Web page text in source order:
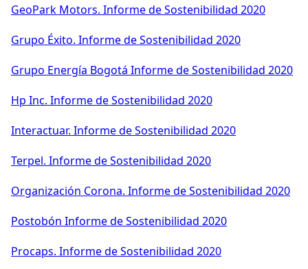
GeoPark Motors. Informe de Sostenibilidad 2020
Grupo Éxito. Informe de Sostenibilidad 2020
Grupo Energía Bogotá Informe de Sostenibilidad 2020
Hp Inc. Informe de Sostenibilidad 2020
Interactuar. Informe de Sostenibilidad 2020
Terpel. Informe de Sostenibilidad 2020
Organización Corona. Informe de Sostenibilidad 2020
Postobón Informe de Sostenibilidad 2020
Procaps. Informe de Sostenibilidad 2020